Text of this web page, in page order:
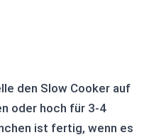
den Slow Cooker auf
oder hoch für 3-4
ist fertig, wenn es